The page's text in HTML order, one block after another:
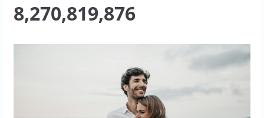
8,270,819,876